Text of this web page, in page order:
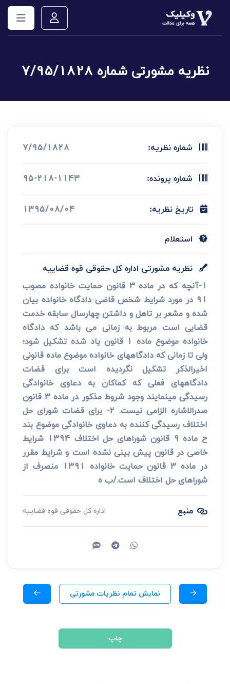
نظریه مشورتی شماره 7/95/1828
شماره نظریه: 7/95/1828
شماره پرونده: 95-218-1143
تاریخ نظریه: 1395/08/04
استعلام
نظریه مشورتی اداره کل حقوقی قوه قضاییه
1-آنچه که در ماده 3 قانون حمایت خانواده مصوب
91 در مورد شرایط شخص قاضی دادگاه خانواده بیان
شده و مشعر بر تاهل و داشتن چهارسال سابقه خدمت
قضایی است مربوط به زمانی می باشد که دادگاه
خانواده موضوع ماده 1 قانون یاد شده تشکیل شود؛
ولی تا زمانی که دادگاههای خانواده موضوع ماده قانونی
اخیرالذکر تشکیل نگردیده است برای قضات
دادگاههای فعلی که کماکان به دعاوی خانوادگی
رسیدگی می­نمایند وجود شروط مذکور در ماده 3 قانون
صدرالاشاره الزامی نیست. 2- برای قضات شورای حل
اختلاف رسیدگی کننده به دعاوی خانوادگی موضوع بند
ح ماده 9 قانون شوراهای حل اختلاف 1394 شرایط
خاصی در قانون پیش بینی نشده است و شرایط مقرر
در ماده 3 قانون حمایت خانواده 1391 منصرف از
شوراهای حل اختلاف است./ب ه
منبع اداره کل حقوقی قوه قضاییه
نمایش تمام نظریات مشورتی
چاپ